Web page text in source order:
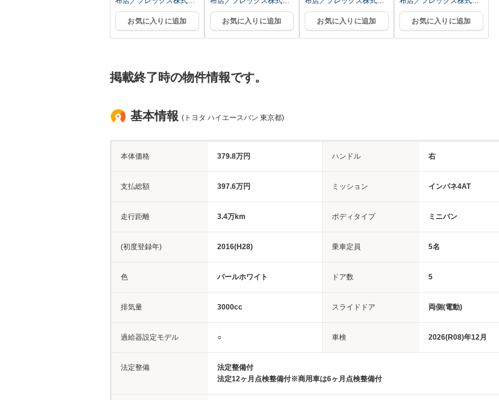
社
お気に入りに追加
社
お気に入りに追加
社
お気に入りに追加
社
お気に入りに追加
掲載終了時の物件情報です。
基本情報 (トヨタ ハイエースバン 東京都)
本体価格 379.8万円 ハンドル 右
支払総額 397.6万円 ミッション インパネ4AT
走行距離 3.4万km ボディタイプ ミニバン
(初度登録年) 2016(H28) 乗車定員 5名
色 パールホワイト ドア数 5
排気量 3000cc スライドドア 両側(電動)
過給器設定モデル ○ 車検 2026(R08)年12月
法定整備
法定整備付
法定12ヶ月点検整備付※商用車は6ヶ月点検整備付